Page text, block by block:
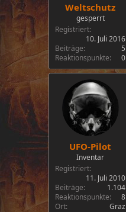
Weltschutz
gesperrt
Registriert
10. Juli 2016
Beiträge
5
Reaktionspunkte
0
UFO-Pilot
Inventar
Registriert
11. Juli 2010
Beiträge
1.104
Reaktionspunkte
8
Ort
Graz